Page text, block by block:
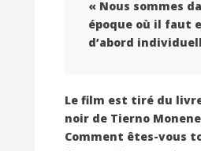
« Nous sommes
époque où il faut
d’abord
Le film est tiré du
noir de Tierno
Comment êtes-vous